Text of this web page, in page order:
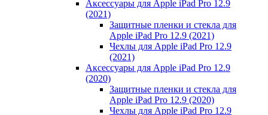
Аксессуары для Apple iPad Pro 12.9
(2021)
Защитные пленки и стекла для
Apple iPad Pro 12.9 (2021)
Чехлы для Apple iPad Pro 12.9
(2021)
Аксессуары для Apple iPad Pro 12.9
(2020)
Защитные пленки и стекла для
Apple iPad Pro 12.9 (2020)
Чехлы для Apple iPad Pro 12.9